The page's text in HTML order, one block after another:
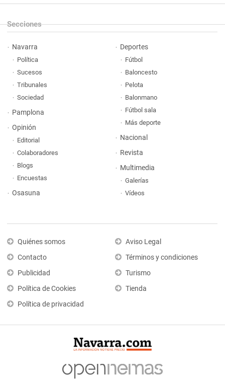
Secciones
Navarra
Política
Sucesos
Tribunales
Sociedad
Pamplona
Opinión
Editorial
Colaboradores
Blogs
Encuestas
Osasuna
Deportes
Fútbol
Baloncesto
Pelota
Balonmano
Fútbol sala
Más deporte
Nacional
Revista
Multimedia
Galerías
Vídeos
Quiénes somos
Contacto
Publicidad
Política de Cookies
Política de privacidad
Aviso Legal
Términos y condiciones
Turismo
Tienda